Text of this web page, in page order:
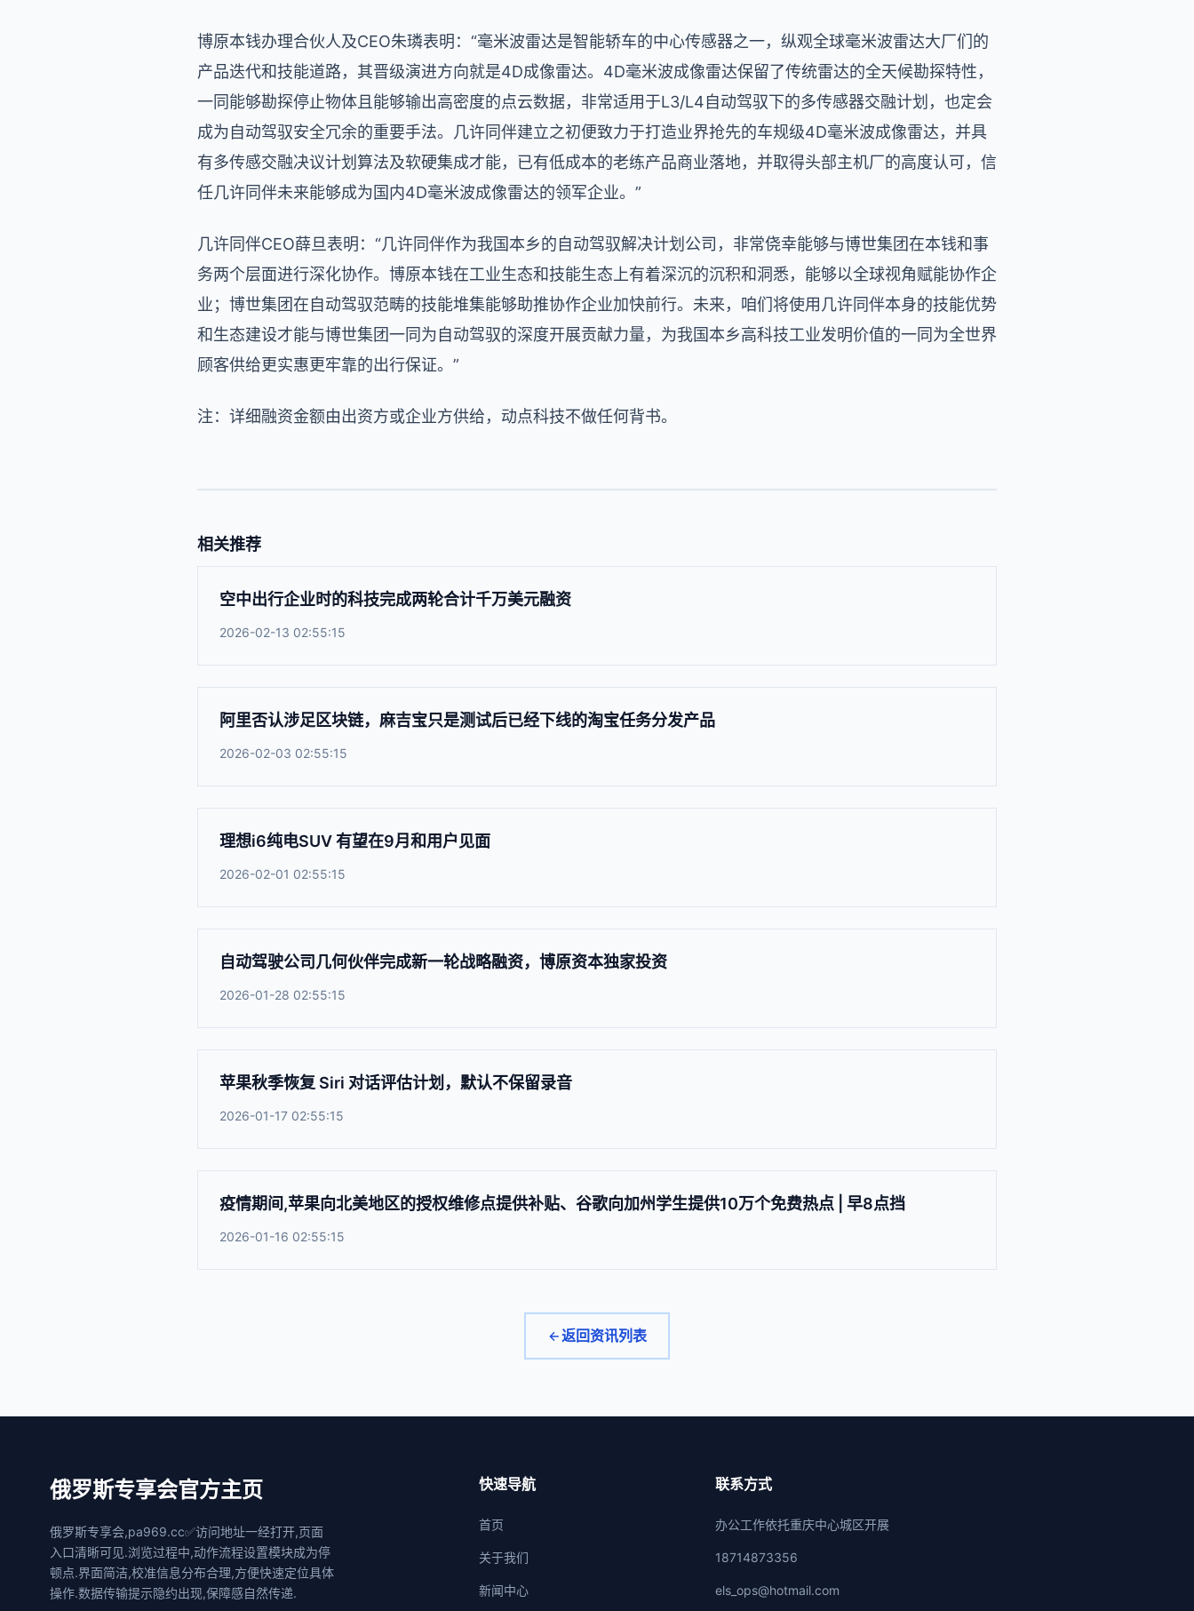
博原本钱办理合伙人及CEO朱璘表明：“毫米波雷达是智能轿车的中心传感器之一，纵观全球毫米波雷达大厂们的
产品迭代和技能道路，其晋级演进方向就是4D成像雷达。4D毫米波成像雷达保留了传统雷达的全天候勘探特性，
一同能够勘探停止物体且能够输出高密度的点云数据，非常适用于L3/L4自动驾驭下的多传感器交融计划，也定会
成为自动驾驭安全冗余的重要手法。几许同伴建立之初便致力于打造业界抢先的车规级4D毫米波成像雷达，并具
有多传感交融决议计划算法及软硬集成才能，已有低成本的老练产品商业落地，并取得头部主机厂的高度认可，信
任几许同伴未来能够成为国内4D毫米波成像雷达的领军企业。”
几许同伴CEO薛旦表明：“几许同伴作为我国本乡的自动驾驭解决计划公司，非常侥幸能够与博世集团在本钱和事
务两个层面进行深化协作。博原本钱在工业生态和技能生态上有着深沉的沉积和洞悉，能够以全球视角赋能协作企
业；博世集团在自动驾驭范畴的技能堆集能够助推协作企业加快前行。未来，咱们将使用几许同伴本身的技能优势
和生态建设才能与博世集团一同为自动驾驭的深度开展贡献力量，为我国本乡高科技工业发明价值的一同为全世界
顾客供给更实惠更牢靠的出行保证。”
注：详细融资金额由出资方或企业方供给，动点科技不做任何背书。
相关推荐
空中出行企业时的科技完成两轮合计千万美元融资
2026-02-13 02:55:15
阿里否认涉足区块链，麻吉宝只是测试后已经下线的淘宝任务分发产品
2026-02-03 02:55:15
理想i6纯电SUV 有望在9月和用户见面
2026-02-01 02:55:15
自动驾驶公司几何伙伴完成新一轮战略融资，博原资本独家投资
2026-01-28 02:55:15
苹果秋季恢复 Siri 对话评估计划，默认不保留录音
2026-01-17 02:55:15
疫情期间,苹果向北美地区的授权维修点提供补贴、谷歌向加州学生提供10万个免费热点 | 早8点挡
2026-01-16 02:55:15
返回资讯列表
俄罗斯专享会官方主页
俄罗斯专享会,pa969.cc✅访问地址一经打开,页面
入口清晰可见.浏览过程中,动作流程设置模块成为停
顿点.界面简洁,校准信息分布合理,方便快速定位具体
操作.数据传输提示隐约出现,保障感自然传递.
快速导航
首页
关于我们
新闻中心
联系方式
办公工作依托重庆中心城区开展
18714873356
els_ops@hotmail.com